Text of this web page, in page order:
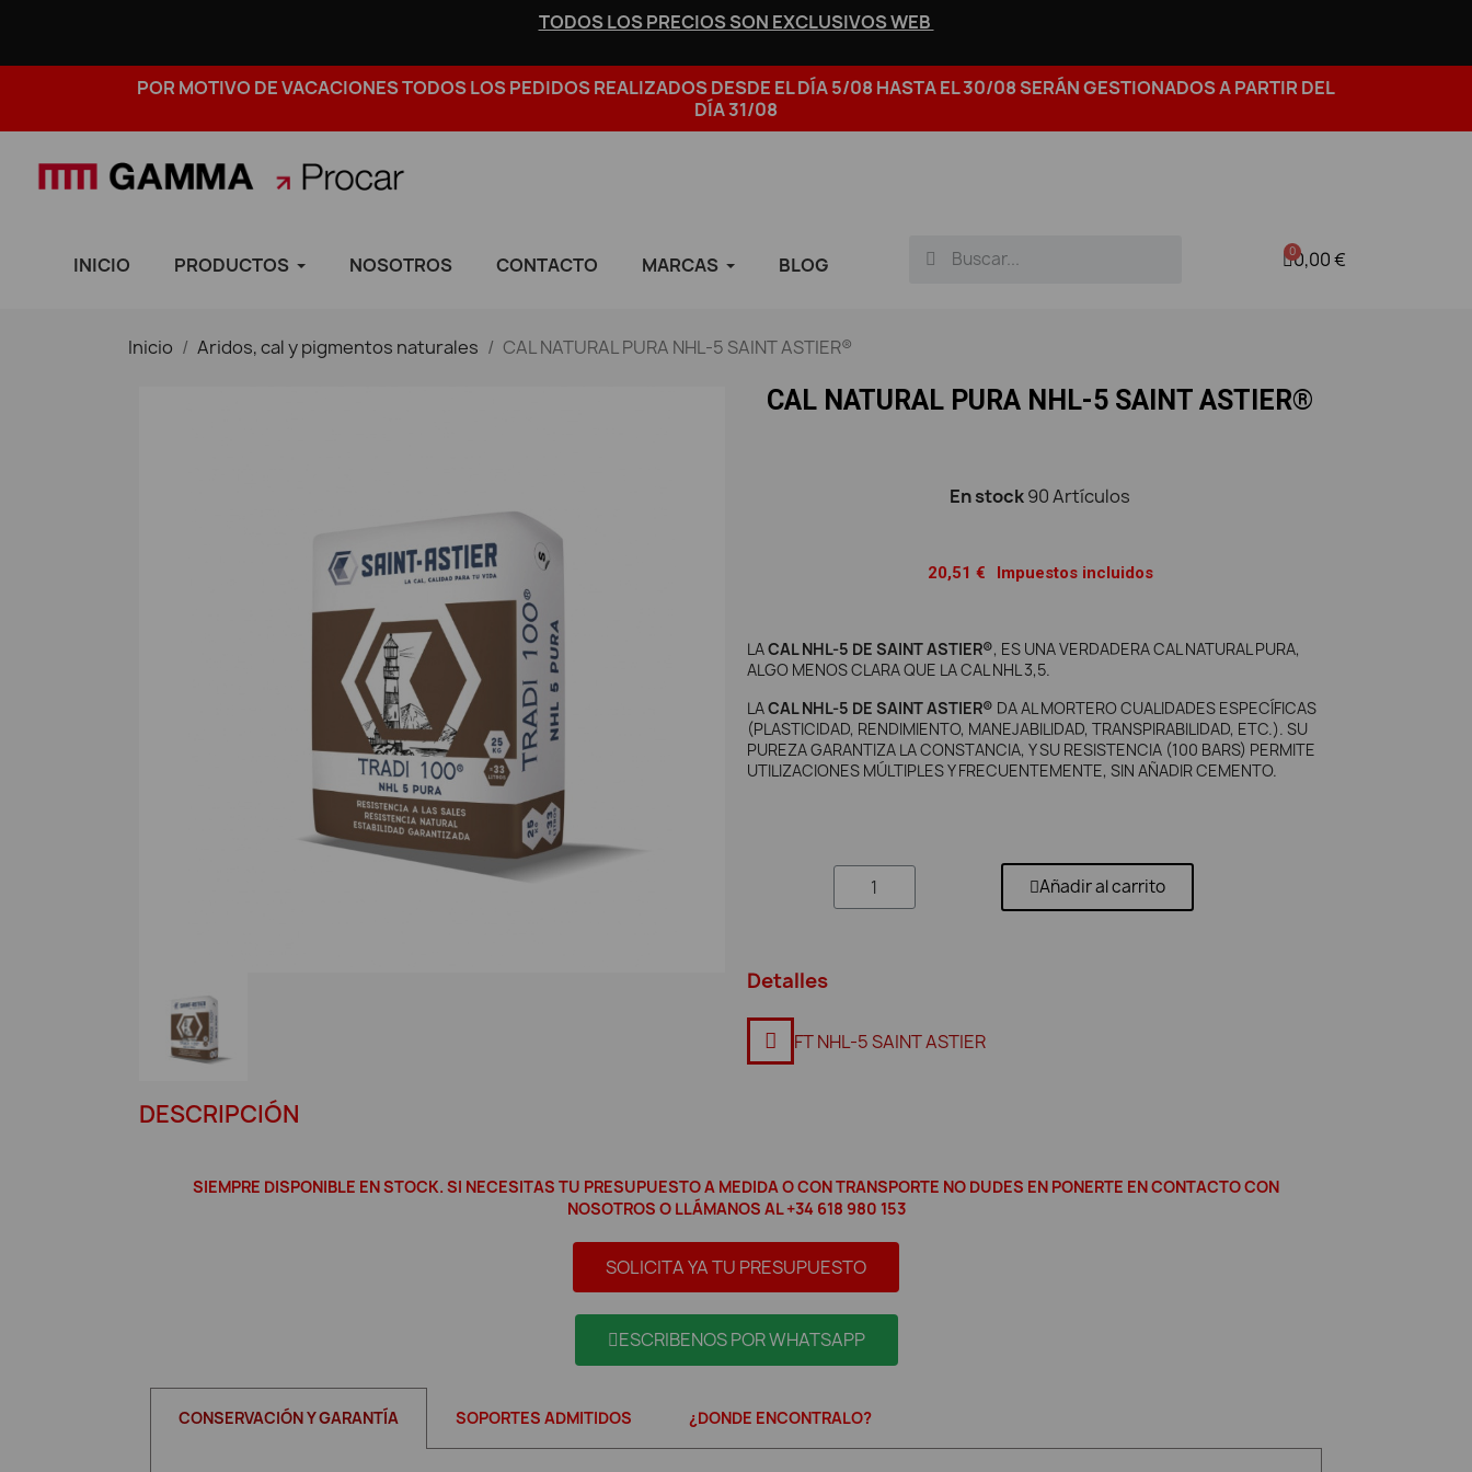
TODOS LOS PRECIOS SON EXCLUSIVOS WEB
POR MOTIVO DE VACACIONES TODOS LOS PEDIDOS REALIZADOS DESDE EL DÍA 5/08 HASTA EL 30/08 SERÁN GESTIONADOS A PARTIR DEL
DÍA 31/08
INICIO PRODUCTOS NOSOTROS CONTACTO MARCAS BLOG 0,00 €
Inicio Aridos, cal y pigmentos naturales CAL NATURAL PURA NHL-5 SAINT ASTIER®
CAL NATURAL PURA NHL-5 SAINT ASTIER®
En stock90 Artículos
20,51 € Impuestos incluidos
LACAL NHL-5 DE SAINT ASTIER®, ES UNA VERDADERA CAL NATURAL PURA,
ALGO MENOS CLARA QUE LA CAL NHL 3,5.
LACAL NHL-5 DE SAINT ASTIER® DA AL MORTERO CUALIDADES ESPECÍFICAS
(PLASTICIDAD, RENDIMIENTO, MANEJABILIDAD, TRANSPIRABILIDAD, ETC.). SU
PUREZA GARANTIZA LA CONSTANCIA, Y SU RESISTENCIA (100 BARS) PERMITE
UTILIZACIONES MÚLTIPLES Y FRECUENTEMENTE, SIN AÑADIR CEMENTO.
Añadir al carrito
Detalles
FT NHL-5 SAINT ASTIER
DESCRIPCIÓN
SIEMPRE DISPONIBLE EN STOCK. SI NECESITAS TU PRESUPUESTO A MEDIDA O CON TRANSPORTE NO DUDES EN PONERTE EN CONTACTO CON
NOSOTROS O LLÁMANOS AL +34 618 980 153
SOLICITA YA TU PRESUPUESTO
ESCRIBENOS POR WHATSAPP
CONSERVACIÓN Y GARANTÍA SOPORTES ADMITIDOS ¿DONDE ENCONTRALO?